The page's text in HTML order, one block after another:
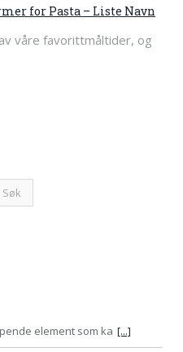
for Pasta – Liste Navn
våre favorittmåltider, og
element som ka [...]